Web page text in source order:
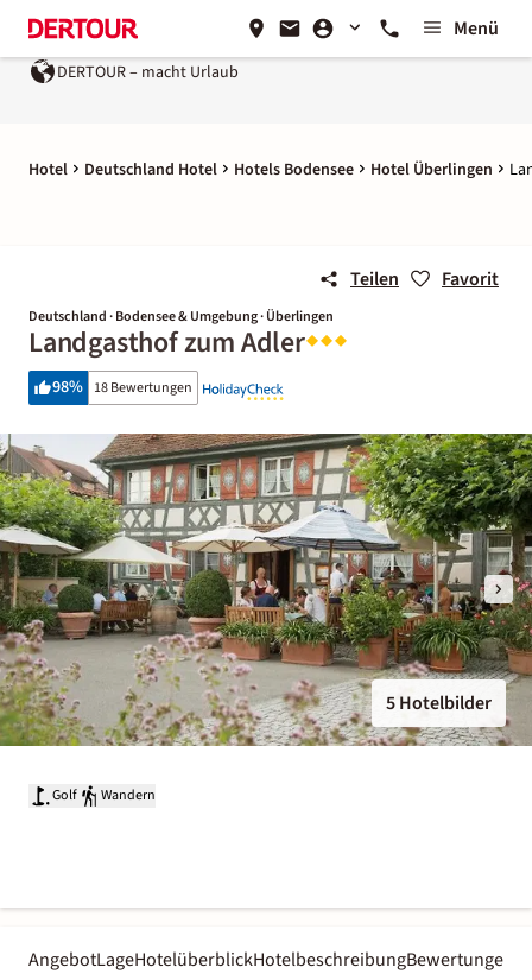
Menü
DERTOUR – macht Urlaub
Hotel Deutschland Hotel Hotels Bodensee Hotel Überlingen
Teilen Favorit
Deutschland · Bodensee & Umgebung · Überlingen
Landgasthof zum Adler
98% 18 Bewertungen
5 Hotelbilder
Golf Wandern
AngebotLageHotelüberblickHotelbeschreibungBewertungen